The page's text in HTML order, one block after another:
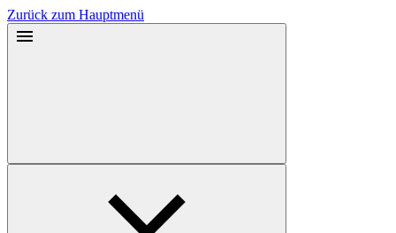
Zurück zum Hauptmenü